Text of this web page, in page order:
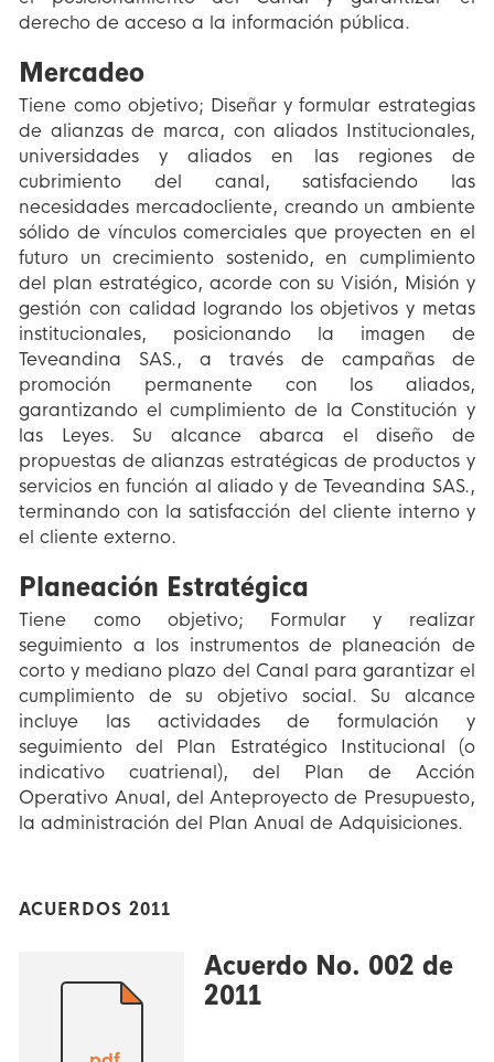
derecho de acceso a la información pública.
Mercadeo
Tiene como objetivo; Diseñar y formular estrategias
de alianzas de marca, con aliados Institucionales,
universidades y aliados en las regiones de
cubrimiento del canal, satisfaciendo las
necesidades mercadocliente, creando un ambiente
sólido de vínculos comerciales que proyecten en el
futuro un crecimiento sostenido, en cumplimiento
del plan estratégico, acorde con su Visión, Misión y
gestión con calidad logrando los objetivos y metas
institucionales, posicionando la imagen de
Teveandina SAS., a través de campañas de
promoción permanente con los aliados,
garantizando el cumplimiento de la Constitución y
las Leyes. Su alcance abarca el diseño de
propuestas de alianzas estratégicas de productos y
servicios en función al aliado y de Teveandina SAS.,
terminando con la satisfacción del cliente interno y
el cliente externo.
Planeación Estratégica
Tiene como objetivo; Formular y realizar
seguimiento a los instrumentos de planeación de
corto y mediano plazo del Canal para garantizar el
cumplimiento de su objetivo social. Su alcance
incluye las actividades de formulación y
seguimiento del Plan Estratégico Institucional (o
indicativo cuatrienal), del Plan de Acción
Operativo Anual, del Anteproyecto de Presupuesto,
la administración del Plan Anual de Adquisiciones.
ACUERDOS 2011
Acuerdo No. 002 de
2011